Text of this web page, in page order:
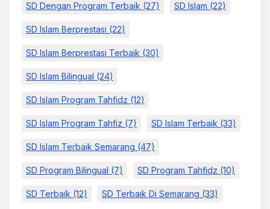
SD Dengan Program Terbaik (27) SD Islam (22)
SD Islam Berprestasi (22)
SD Islam Berprestasi Terbaik (30)
SD Islam Bilingual (24)
SD Islam Program Tahfidz (12)
SD Islam Program Tahfiz (7) SD Islam Terbaik (33)
SD Islam Terbaik Semarang (47)
SD Program Bilingual (7) SD Program Tahfidz (10)
SD Terbaik (12) SD Terbaik Di Semarang (33)